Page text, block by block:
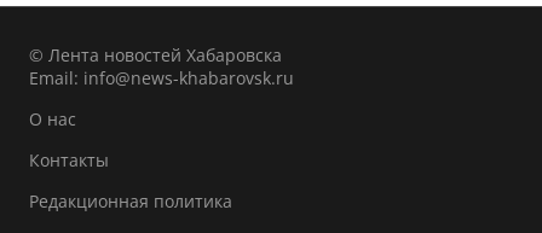
© Лента новостей Хабаровска
Email: info@news-khabarovsk.ru
О нас
Контакты
Редакционная политика